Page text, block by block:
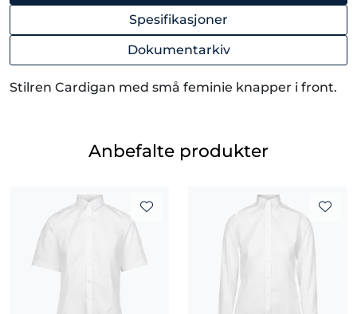
Spesifikasjoner
Dokumentarkiv
Stilren Cardigan med små feminie knapper i front.
Anbefalte produkter